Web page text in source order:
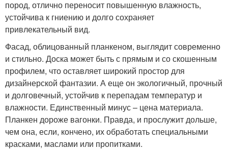
пород, отлично переносит повышенную влажность,
устойчива к гниению и долго сохраняет
привлекательный вид.
Фасад, облицованный планкеном, выглядит современно
и стильно. Доска может быть с прямым и со скошенным
профилем, что оставляет широкий простор для
дизайнерской фантазии. А еще он экологичный, прочный
и долговечный, устойчив к перепадам температур и
влажности. Единственный минус – цена материала.
Планкен дороже вагонки. Правда, и прослужит дольше,
чем она, если, кончено, их обработать специальными
красками, маслами или пропитками.